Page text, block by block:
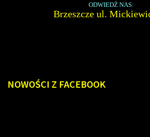
ODWIEDŹ NAS:
Brzeszcze ul.
NOWOŚCI Z FACEBOOK